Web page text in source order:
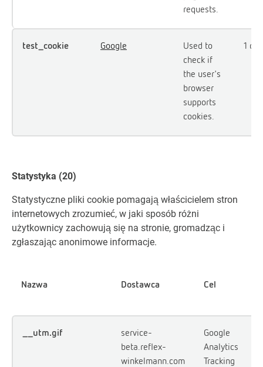
requests.
test_cookie Google
Used to
check if
the user's
browser
supports
cookies.
1
Statystyka (20)
Statystyczne pliki cookie pomagają właścicielem stron
internetowych zrozumieć, w jaki sposób różni
użytkownicy zachowują się na stronie, gromadząc i
zgłaszając anonimowe informacje.
Nazwa Dostawca Cel
__utm.gif
service-
beta.reflex-
winkelmann.com
Google
Analytics
Tracking